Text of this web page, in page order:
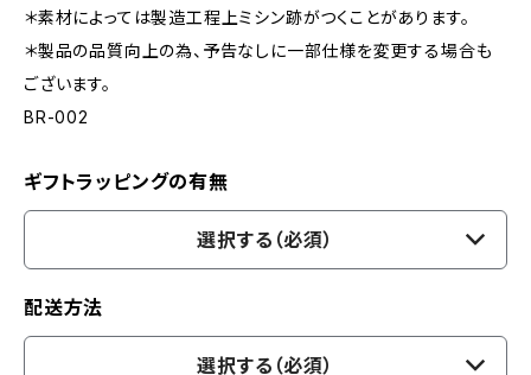
＊素材によっては製造工程上ミシン跡がつくことがあります。
＊製品の品質向上の為、予告なしに一部仕様を変更する場合も
ございます。
BR-002
ギフトラッピングの有無
選択する（必須）
配送方法
選択する（必須）